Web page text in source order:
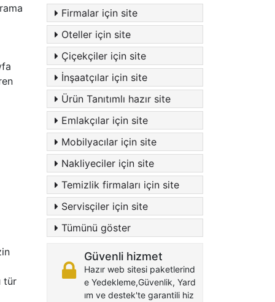
tür
Firmalar için site
Oteller için site
Çiçekçiler için site
İnşaatçılar için site
Ürün Tanıtımlı hazır site
Emlakçılar için site
Mobilyacılar için site
Nakliyeciler için site
Temizlik firmaları için site
Servisçiler için site
Tümünü göster
Güvenli hizmet
Hazır web sitesi paketlerind
e Yedekleme,Güvenlik, Yard
ım ve destek'te garantili hiz